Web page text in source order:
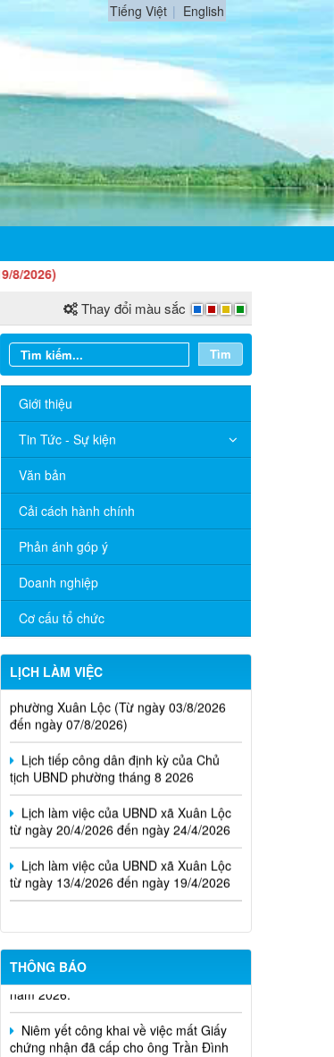
Tiếng Việt English
Thay đổi màu sắc
Tìm
Giới thiệu
Tin Tức - Sự kiện
Văn bản
Cải cách hành chính
Phản ánh góp ý
Doanh nghiệp
Cơ cấu tổ chức
LỊCH LÀM VIỆC
Thông báo Lịch làm việc của UBND
phường Xuân Lộc (Từ ngày 03/8/2026
đến ngày 07/8/2026)
Lịch tiếp công dân định kỳ của Chủ
tịch UBND phường tháng 8 2026
Lịch làm việc của UBND xã Xuân Lộc
từ ngày 20/4/2026 đến ngày 24/4/2026
Lịch làm việc của UBND xã Xuân Lộc
từ ngày 13/4/2026 đến ngày 19/4/2026
THÔNG BÁO
Cuộc thi trực tuyến tìm hiểu pháp luật
năm 2026.
Niêm yết công khai về việc mất Giấy
chứng nhận đã cấp cho ông Trần Đình
Thắng